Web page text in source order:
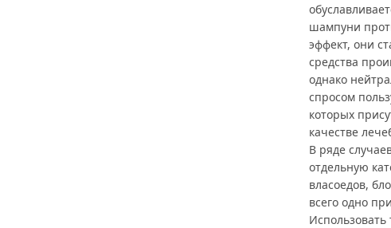
шампуни
эффект, они
средства
однако
спросом
которых
качестве
В ряде
отдельную
власоедов,
всего одно